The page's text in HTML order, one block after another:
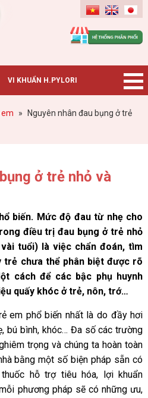
VI KHUẨN H.PYLORI
KIỆN HƯỚNG DẪN MUA HÀNG
em »
Nguyên nhân đau bụng ở trẻ
ở trẻ nhỏ và
biến. Mức độ đau từ nhẹ cho
điều trị đau bụng ở trẻ nhỏ
tuổi) là việc chẩn đoán, tìm
trẻ chưa thể phân biệt được rõ
cách để các bậc phụ huynh
quấy khóc ở trẻ, nôn, trớ…
em phổ biến nhất là do đầy hơi
bú bình, khóc… Đa số các trường
trọng và chúng ta hoàn toàn
bằng một số biện pháp sẵn có
hỗ trợ tiêu hóa, lợi khuẩn
phương pháp sẽ có những ưu,